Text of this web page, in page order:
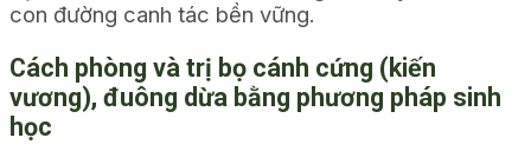
con đường canh tác bền vững.
Cách phòng và trị bọ cánh cứng (kiến
vương), đuông dừa bằng phương pháp sinh
học